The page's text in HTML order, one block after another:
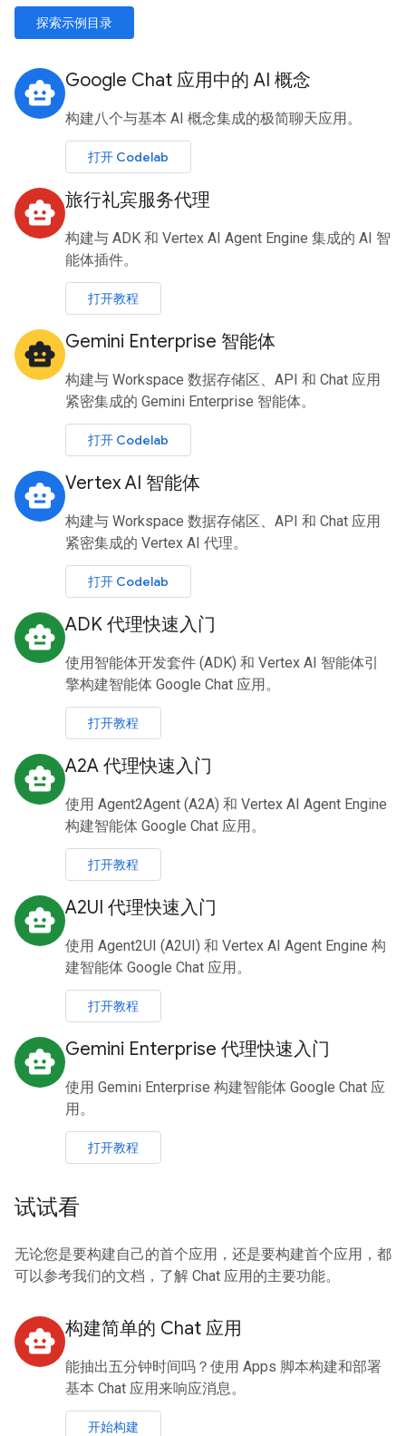
探索示例目录
smart_toy Google Chat 应用中的 AI 概念
构建八个与基本 AI 概念集成的极简聊天应用。
打开 Codelab
smart_toy 旅行礼宾服务代理
构建与 ADK 和 Vertex AI Agent Engine 集成的 AI 智
能体插件。
打开教程
smart_toy Gemini Enterprise 智能体
构建与 Workspace 数据存储区、API 和 Chat 应用
紧密集成的 Gemini Enterprise 智能体。
打开 Codelab
smart_toy Vertex AI 智能体
构建与 Workspace 数据存储区、API 和 Chat 应用
紧密集成的 Vertex AI 代理。
打开 Codelab
smart_toy ADK 代理快速入门
使用智能体开发套件 (ADK) 和 Vertex AI 智能体引
擎构建智能体 Google Chat 应用。
打开教程
smart_toy A2A 代理快速入门
使用 Agent2Agent (A2A) 和 Vertex AI Agent Engine
构建智能体 Google Chat 应用。
打开教程
smart_toy A2UI 代理快速入门
使用 Agent2UI (A2UI) 和 Vertex AI Agent Engine 构
建智能体 Google Chat 应用。
打开教程
smart_toy Gemini Enterprise 代理快速入门
使用 Gemini Enterprise 构建智能体 Google Chat 应
用。
打开教程
试试看
无论您是要构建自己的首个应用，还是要构建首个应用，都
可以参考我们的文档，了解 Chat 应用的主要功能。
smart_toy 构建简单的 Chat 应用
能抽出五分钟时间吗？使用 Apps 脚本构建和部署
基本 Chat 应用来响应消息。
开始构建